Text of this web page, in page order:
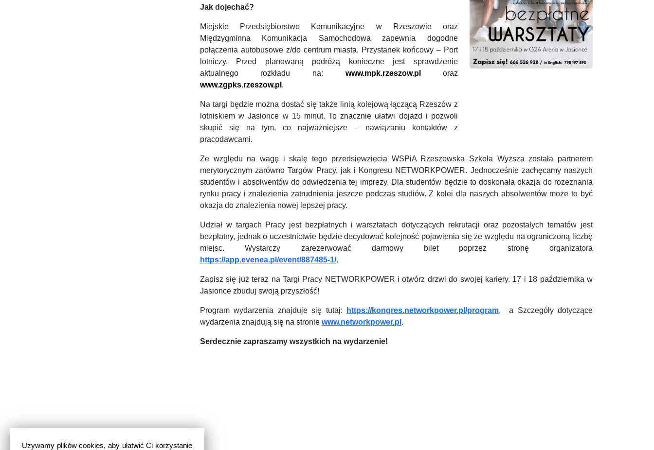
Używamy plików cookies, aby ułatwić Ci korzystanie
Jak dojechać?
Miejskie Przedsiębiorstwo Komunikacyjne w Rzeszowie oraz
Międzygminna Komunikacja Samochodowa zapewnia dogodne
połączenia autobusowe z/do centrum miasta. Przystanek końcowy – Port
lotniczy. Przed planowaną podróżą konieczne jest sprawdzenie
aktualnego rozkładu na: www.mpk.rzeszow.pl
oraz
www.zgpks.rzeszow.pl .
Na targi będzie można dostać się także linią kolejową łączącą Rzeszów z
lotniskiem w Jasionce w 15 minut. To znacznie ułatwi dojazd i pozwoli
skupić się na tym, co najważniejsze – nawiązaniu kontaktów z
pracodawcami.
Ze względu na wagę i skalę tego przedsięwzięcia WSPiA Rzeszowska Szkoła Wyższa została partnerem
merytorycznym zarówno Targów Pracy, jak i Kongresu NETWORKPOWER. Jednocześnie zachęcamy naszych
studentów i absolwentów do odwiedzenia tej imprezy. Dla studentów będzie to doskonała okazja do rozeznania
rynku pracy i znalezienia zatrudnienia jeszcze podczas studiów. Z kolei dla naszych absolwentów może to być
okazja do znalezienia nowej lepszej pracy.
Udział w targach Pracy jest bezpłatnych i warsztatach dotyczących rekrutacji oraz pozostałych tematów jest
bezpłatny, jednak o uczestnictwie będzie decydować kolejność pojawienia się ze względu na ograniczoną liczbę
miejsc. Wystarczy zarezerwować darmowy bilet poprzez stronę organizatora
https://app.evenea.pl/event/887485-1/.
Zapisz się już teraz na Targi Pracy NETWORKPOWER i otwórz drzwi do swojej kariery. 17 i 18 października w
Jasionce zbuduj swoją przyszłość!
Program wydarzenia znajduje się tutaj: https://kongres.networkpower.pl/program, a Szczegóły dotyczące
wydarzenia znajdują się na stronie www.networkpower.pl .
Serdecznie zapraszamy wszystkich na wydarzenie!